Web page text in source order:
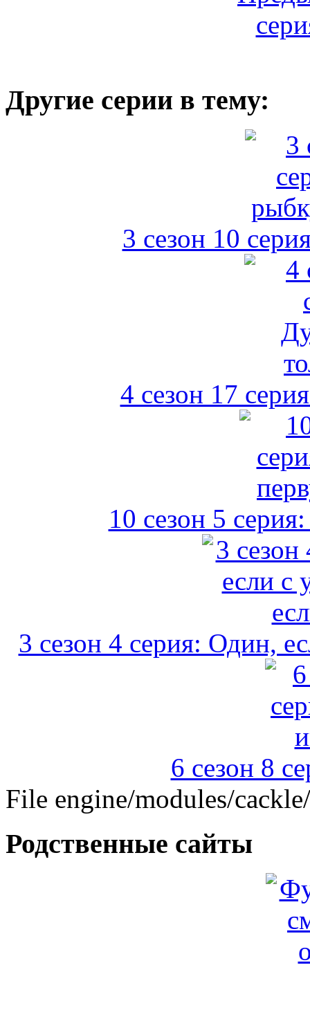
Другие серии в тему:
3 сезон 10
4 сезон 17
10 сезон 5
3 сезон 4 серия: Один,
6 сезон 8
File engine/modules/
Родственные сайты